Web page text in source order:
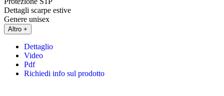
Dettagli scarpe estive
Genere unisex
Altro +
Dettaglio
Video
Pdf
Richiedi info sul prodotto